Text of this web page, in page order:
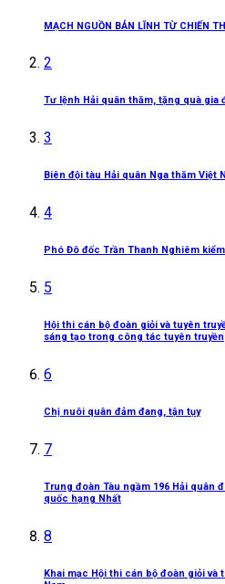
MẠCH NGUỒN BẢN LĨNH TỪ CHIẾN
2
Tư lệnh Hải quân thăm, tặng quà gia
3
Biên đội tàu Hải quân Nga thăm Việt
4
Phó Đô đốc Trần Thanh Nghiêm
5
Hội thi cán bộ đoàn giỏi và tuyên
sáng tạo trong công tác tuyên truyền
6
Chị nuôi quân đảm đang, tận tụy
7
Trung đoàn Tàu ngầm 196 Hải quân
quốc hạng Nhất
8
Khai mạc Hội thi cán bộ đoàn giỏi